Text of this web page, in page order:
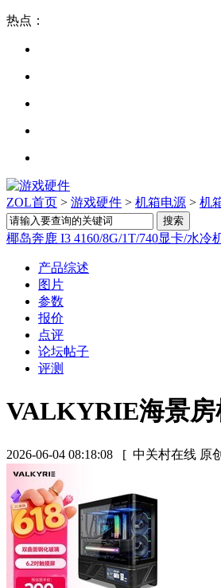
热点：
ZOL首页 > 游戏硬件 > 机箱电源 > 机
椰岛奔鹿 I3 4160/8G/1T/740显卡/水冷
产品综述
图片
参数
报价
点评
论坛帖子
评测
VALKYRIE海景房
2026-06-04 08:18:08 [ 中关村在线 原